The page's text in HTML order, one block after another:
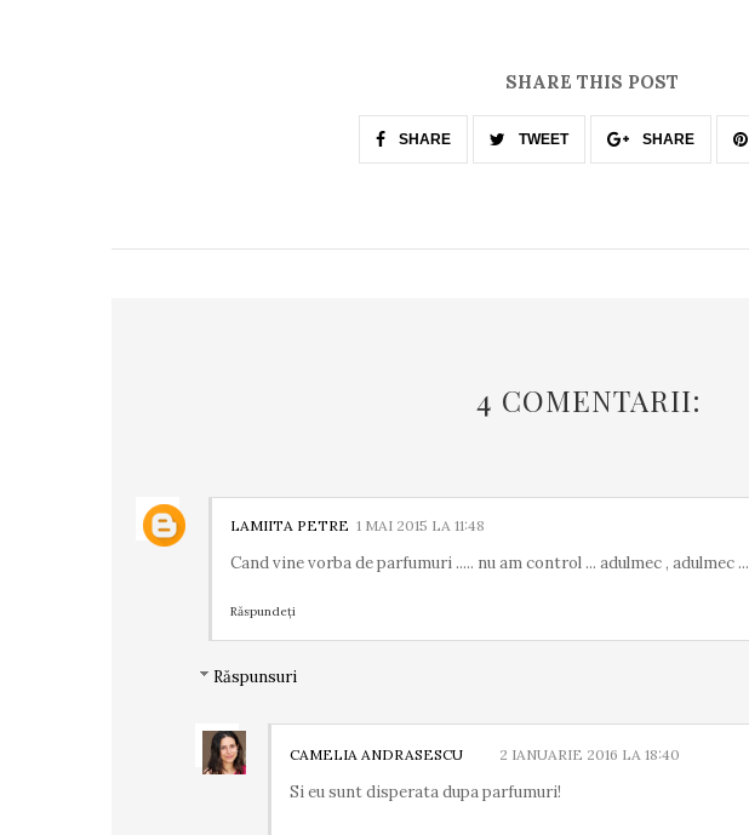
SHARE THIS POST
SHARE TWEET SHARE
4 COMENTARII:
LAMIITA PETRE 1 MAI 2015 LA 11:48
Cand vine vorba de parfumuri ..... nu am control ... adulmec , adulmec ...
Răspundeți
Răspunsuri
CAMELIA ANDRASESCU 2 IANUARIE 2016 LA 18:40
Si eu sunt disperata dupa parfumuri!